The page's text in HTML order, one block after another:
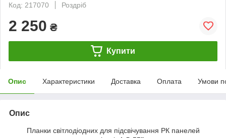
Код: 217070
Роздріб
2 250 ₴
Купити
Опис Характеристики Доставка Оплата Умови
Опис
Планки світлодіодних для підсвічування РК панелей